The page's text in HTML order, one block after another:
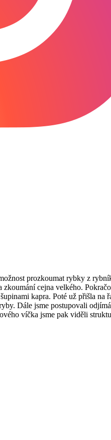
prozkoumat rybky z
cejna velkého.
kapra. Poté už přišla
Dále jsme postupovali
víčka jsme pak viděli